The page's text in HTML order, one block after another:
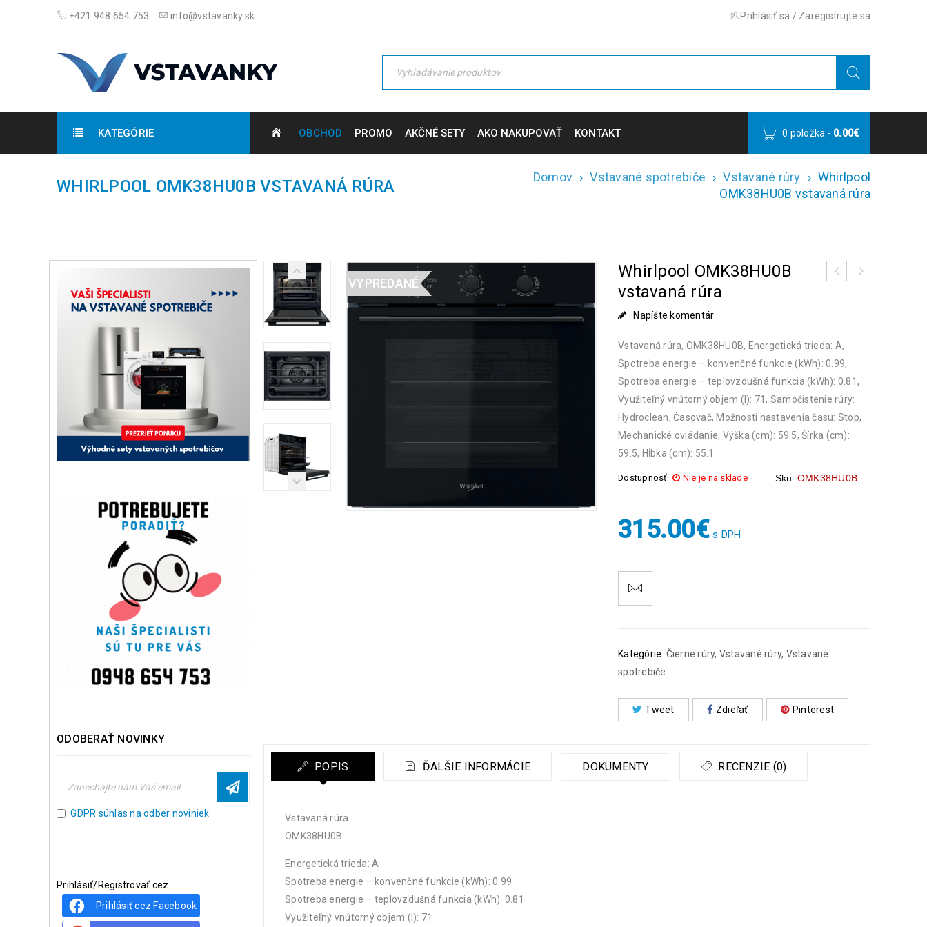
+421 948 654 753 info@vstavanky.sk Prihlásiť sa / Zaregistrujte sa
KATEGÓRIE OBCHOD PROMO AKČNÉ SETY AKO NAKUPOVAŤ KONTAKT 0 položka - 0.00€
WHIRLPOOL OMK38HU0B VSTAVANÁ RÚRA Domov › Vstavané spotrebiče › Vstavané rúry › Whirlpool
OMK38HU0B vstavaná rúra
ODOBERAŤ NOVINKY
GDPR súhlas na odber noviniek
Prihlásiť/Registrovať cez
Prihlásiť cez Facebook
VYPREDANÉ
Whirlpool OMK38HU0B
vstavaná rúra
Napíšte komentár
Vstavaná rúra, OMK38HU0B, Energetická trieda: A,
Spotreba energie – konvenčné funkcie (kWh): 0.99,
Spotreba energie – teplovzdušná funkcia (kWh): 0.81,
Využiteľný vnútorný objem (l): 71, Samočistenie rúry:
Hydroclean, Časovač, Možnosti nastavenia času: Stop,
Mechanické ovládanie, Výška (cm): 59.5, Šírka (cm):
59.5, Hĺbka (cm): 55.1
Dostupnosť: Nie je na sklade Sku: OMK38HU0B
315.00€ s DPH
Kategórie: Čierne rúry, Vstavané rúry, Vstavané
spotrebiče
Tweet Zdieľať Pinterest
POPIS ĎALŠIE INFORMÁCIE DOKUMENTY RECENZIE (0)
Vstavaná rúra
OMK38HU0B
Energetická trieda: A
Spotreba energie – konvenčné funkcie (kWh): 0.99
Spotreba energie – teplovzdušná funkcia (kWh): 0.81
Využiteľný vnútorný objem (l): 71